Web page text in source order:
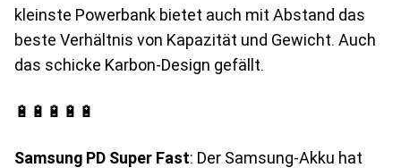
kleinste Powerbank bietet auch mit Abstand das
beste Verhältnis von Kapazität und Gewicht. Auch
das schicke Karbon-Design gefällt.
🔋🔋🔋🔋🔋
Samsung PD Super Fast: Der Samsung-Akku hat